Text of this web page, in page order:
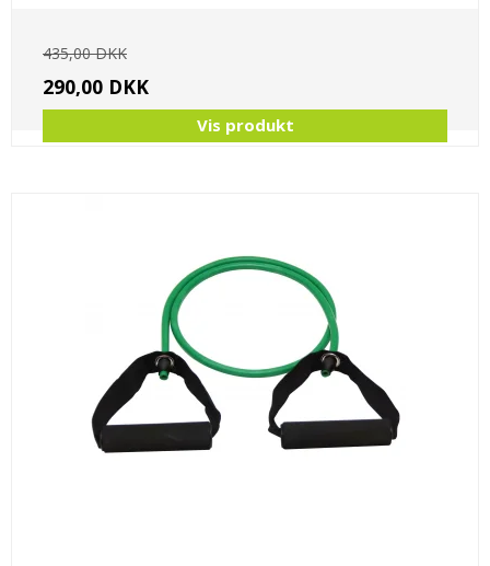
435,00 DKK
290,00 DKK
Vis produkt